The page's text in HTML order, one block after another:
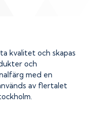
kvalitet och skapas
och
med en
av flertalet